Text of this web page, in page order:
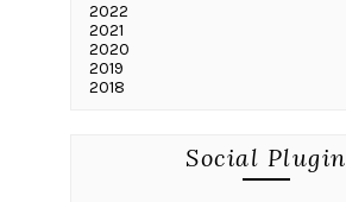
2022
2021
2020
2019
2018
Social Plugin